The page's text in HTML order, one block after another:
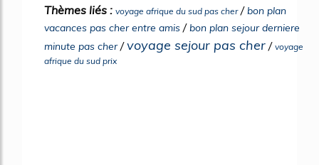
Thèmes liés : voyage afrique du sud pas cher/bon plan
vacances pas cher entre amis /bon plan sejour derniere
minute pas cher/voyage sejour pas cher / voyage
afrique du sud prix